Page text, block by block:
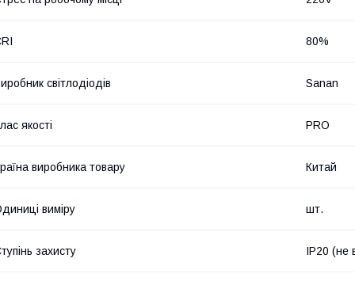
80%
світлодіодів Sanan
якості PRO
виробника товару Китай
виміру шт.
захисту IP20 (не